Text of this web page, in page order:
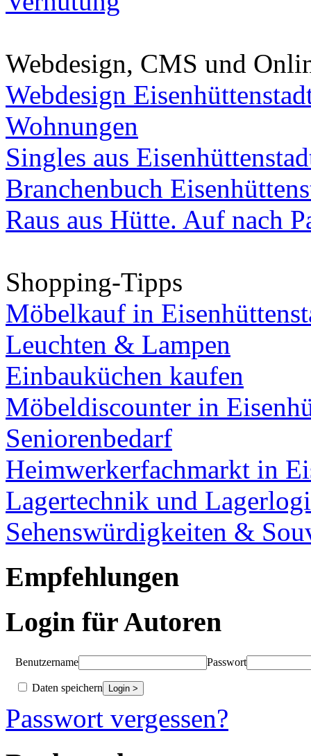
Webdesign, CMS und
Webdesign
Wohnungen
Singles aus
Branchenbuch
Raus aus Hütte. Auf nach
Shopping-Tipps
Möbelkauf in
Leuchten & Lampen
Einbauküchen kaufen
Möbeldiscounter in
Seniorenbedarf
Heimwerkerfachmarkt in
Lagertechnik und
Sehenswürdigkeiten &
Empfehlungen
Login für Autoren
Benutzername Passwort
Daten speichern
Passwort vergessen?